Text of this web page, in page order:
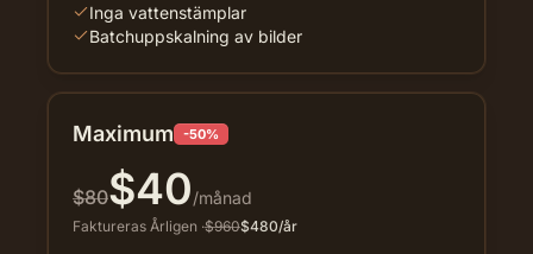
Inga vattenstämplar
Batchuppskalning av bilder
Maximum -50%
$80$40/månad
Faktureras Årligen ·$960$480/år